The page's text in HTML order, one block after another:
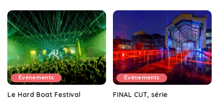
Événements
Le Hard Boat Festival
Événements
FINAL CUT, série